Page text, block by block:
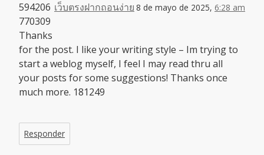
เว็บตรงฝากถอนง่าย 8 de mayo de 2025, 6:28 am
594206
770309
Thanks
for the post. I like your writing style – Im trying to
start a weblog myself, I feel I may read thru all
your posts for some suggestions! Thanks once
much more. 181249
Responder